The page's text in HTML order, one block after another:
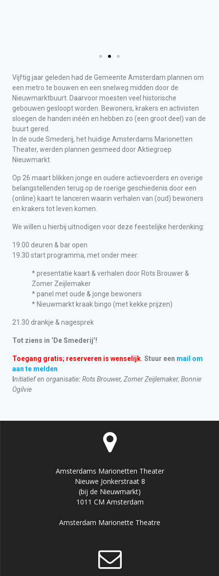
Vijftig jaar geleden had de Gemeente Amsterdam plannen om
een metro te bouwen en een snelweg midden door de
Nieuwmarktbuurt. Daarvoor moesten veel historische
gebouwen gesloopt worden. Bewoners, krakers en activisten
sloegen de handen inéén en hebben zo (een groot deel) van de
buurt gered.
In de oude Smederij, het huidige Amsterdams Marionetten
Theater, werden plannen gesmeed door Aktiegroep
Nieuwmarkt.
Op 26 maart blikken jonge en oudere actievoerders en overige
belangstellenden terug op de roerige geschiedenis door een
(online) kaart te lanceren waarin verhalen van (oud) bewoners
en krakers tot leven komen.
We willen u hierbij uitnodigen voor deze feestelijke herdenking:
19.00 deuren & bar open
19.30 start programma, met onder meer:
* presentatie kaart & verhalen door Rots Brouwer &
Zomer Zeijlemaker
* panel met oude & jonge bewoners
* Nieuwmarkt kraak bingo (met kekke prijzen)
21.30 drankje & nagesprek
Tot ziens in ‘De Smederij’!
Toegang gratis; reserveren is wenselijk. Stuur een mail om
aan te melden
nitiatief en organisatie:Rots Brouwer, Zomer Zeijlemaker, Bonnie
Ogilvie
Amsterdams Marionetten Theater
Nieuwe Jonkerstraat 8
(bij de Nieuwmarkt)
1011 CM Amsterdam
Amsterdam Marionette Theatre